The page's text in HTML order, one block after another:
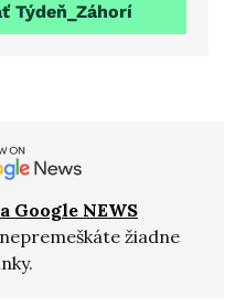
Týdeň_Záhorí
Google NEWS
žiadne